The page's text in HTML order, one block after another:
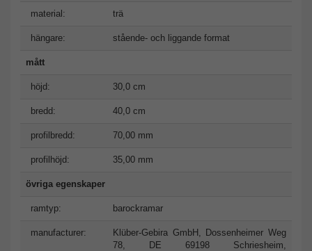
material: trä
hängare: stående- och liggande format
mått
höjd: 30,0 cm
bredd: 40,0 cm
profilbredd: 70,00 mm
profilhöjd: 35,00 mm
övriga egenskaper
ramtyp: barockramar
manufacturer:
Klüber-Gebira GmbH, Dossenheimer Weg
78, DE 69198 Schriesheim,